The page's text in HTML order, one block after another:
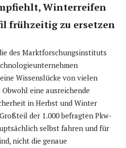
Winterreifen
frühzeitig zu ersetzen
des Marktforschungsinstituts
Wissenslücke von vielen
eine ausreichende
in Herbst und Winter
der 1.000 befragten Pkw-
selbst fahren und für
nicht die genaue